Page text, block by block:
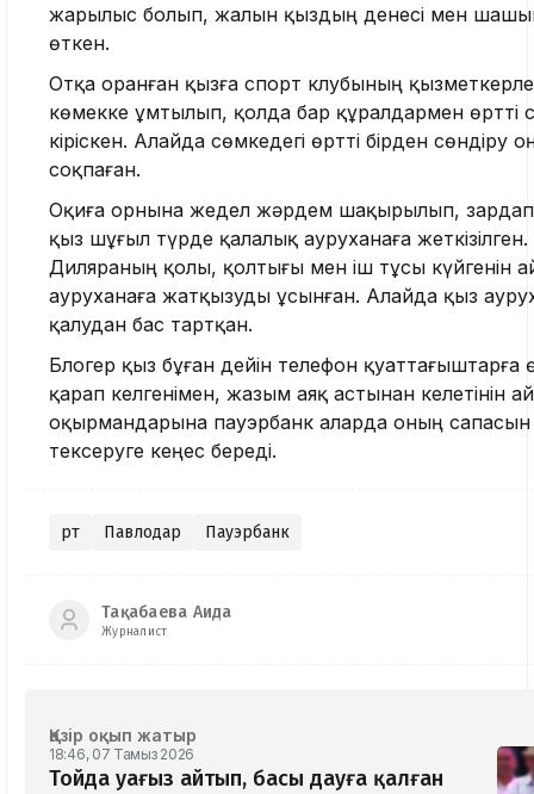
жарылыс болып, жалын қыздың денесі мен
өткен.
Отқа оранған қызға спорт клубының
көмекке ұмтылып, қолда бар құралдармен өртті
кіріскен. Алайда сөмкедегі өртті бірден сөндіру
соқпаған.
Оқиға орнына жедел жәрдем шақырылып,
қыз шұғыл түрде қалалық ауруханаға жеткізілген.
Диляраның қолы, қолтығы мен іш тұсы күйгенін
ауруханаға жатқызуды ұсынған. Алайда қыз
қалудан бас тартқан.
Блогер қыз бұған дейін телефон қуаттағыштарға
қарап келгенімен, жазым аяқ астынан келетінін
оқырмандарына пауэрбанк аларда оның сапасын
тексеруге кеңес береді.
Өрт Павлодар Пауэрбанк
Тақабаева Аида
Журналист
Қазір оқып жатыр
18:46, 07 Тамыз 2026
Тойда уағыз айтып, басы дауға қалған